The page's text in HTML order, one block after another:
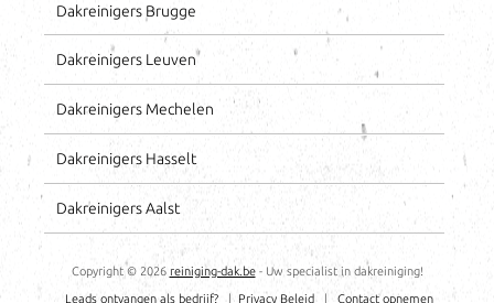
Dakreinigers Brugge
Dakreinigers Leuven
Dakreinigers Mechelen
Dakreinigers Hasselt
Dakreinigers Aalst
Copyright © 2026 reiniging-dak.be- Uw specialist in dakreiniging!
Leads ontvangen als bedrijf?| Privacy Beleid Contact opnemen